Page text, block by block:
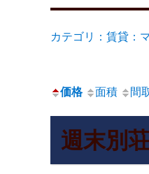
カテゴリ：賃貸：
価格 面積 間
週末別